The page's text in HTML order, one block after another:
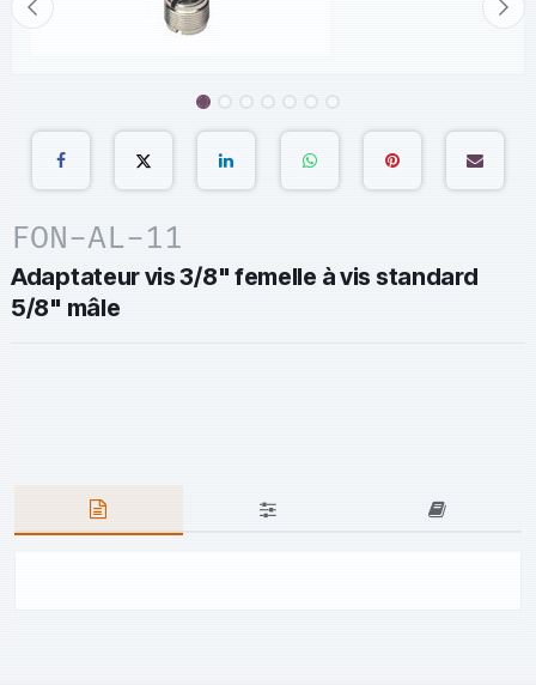
FON-AL-11
Adaptateur vis 3/8" femelle à vis standard
5/8" mâle